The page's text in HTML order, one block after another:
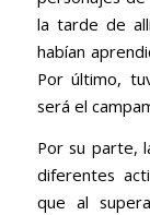
la tarde de
habían
Por último,
será el
Por su parte,
diferentes
que al